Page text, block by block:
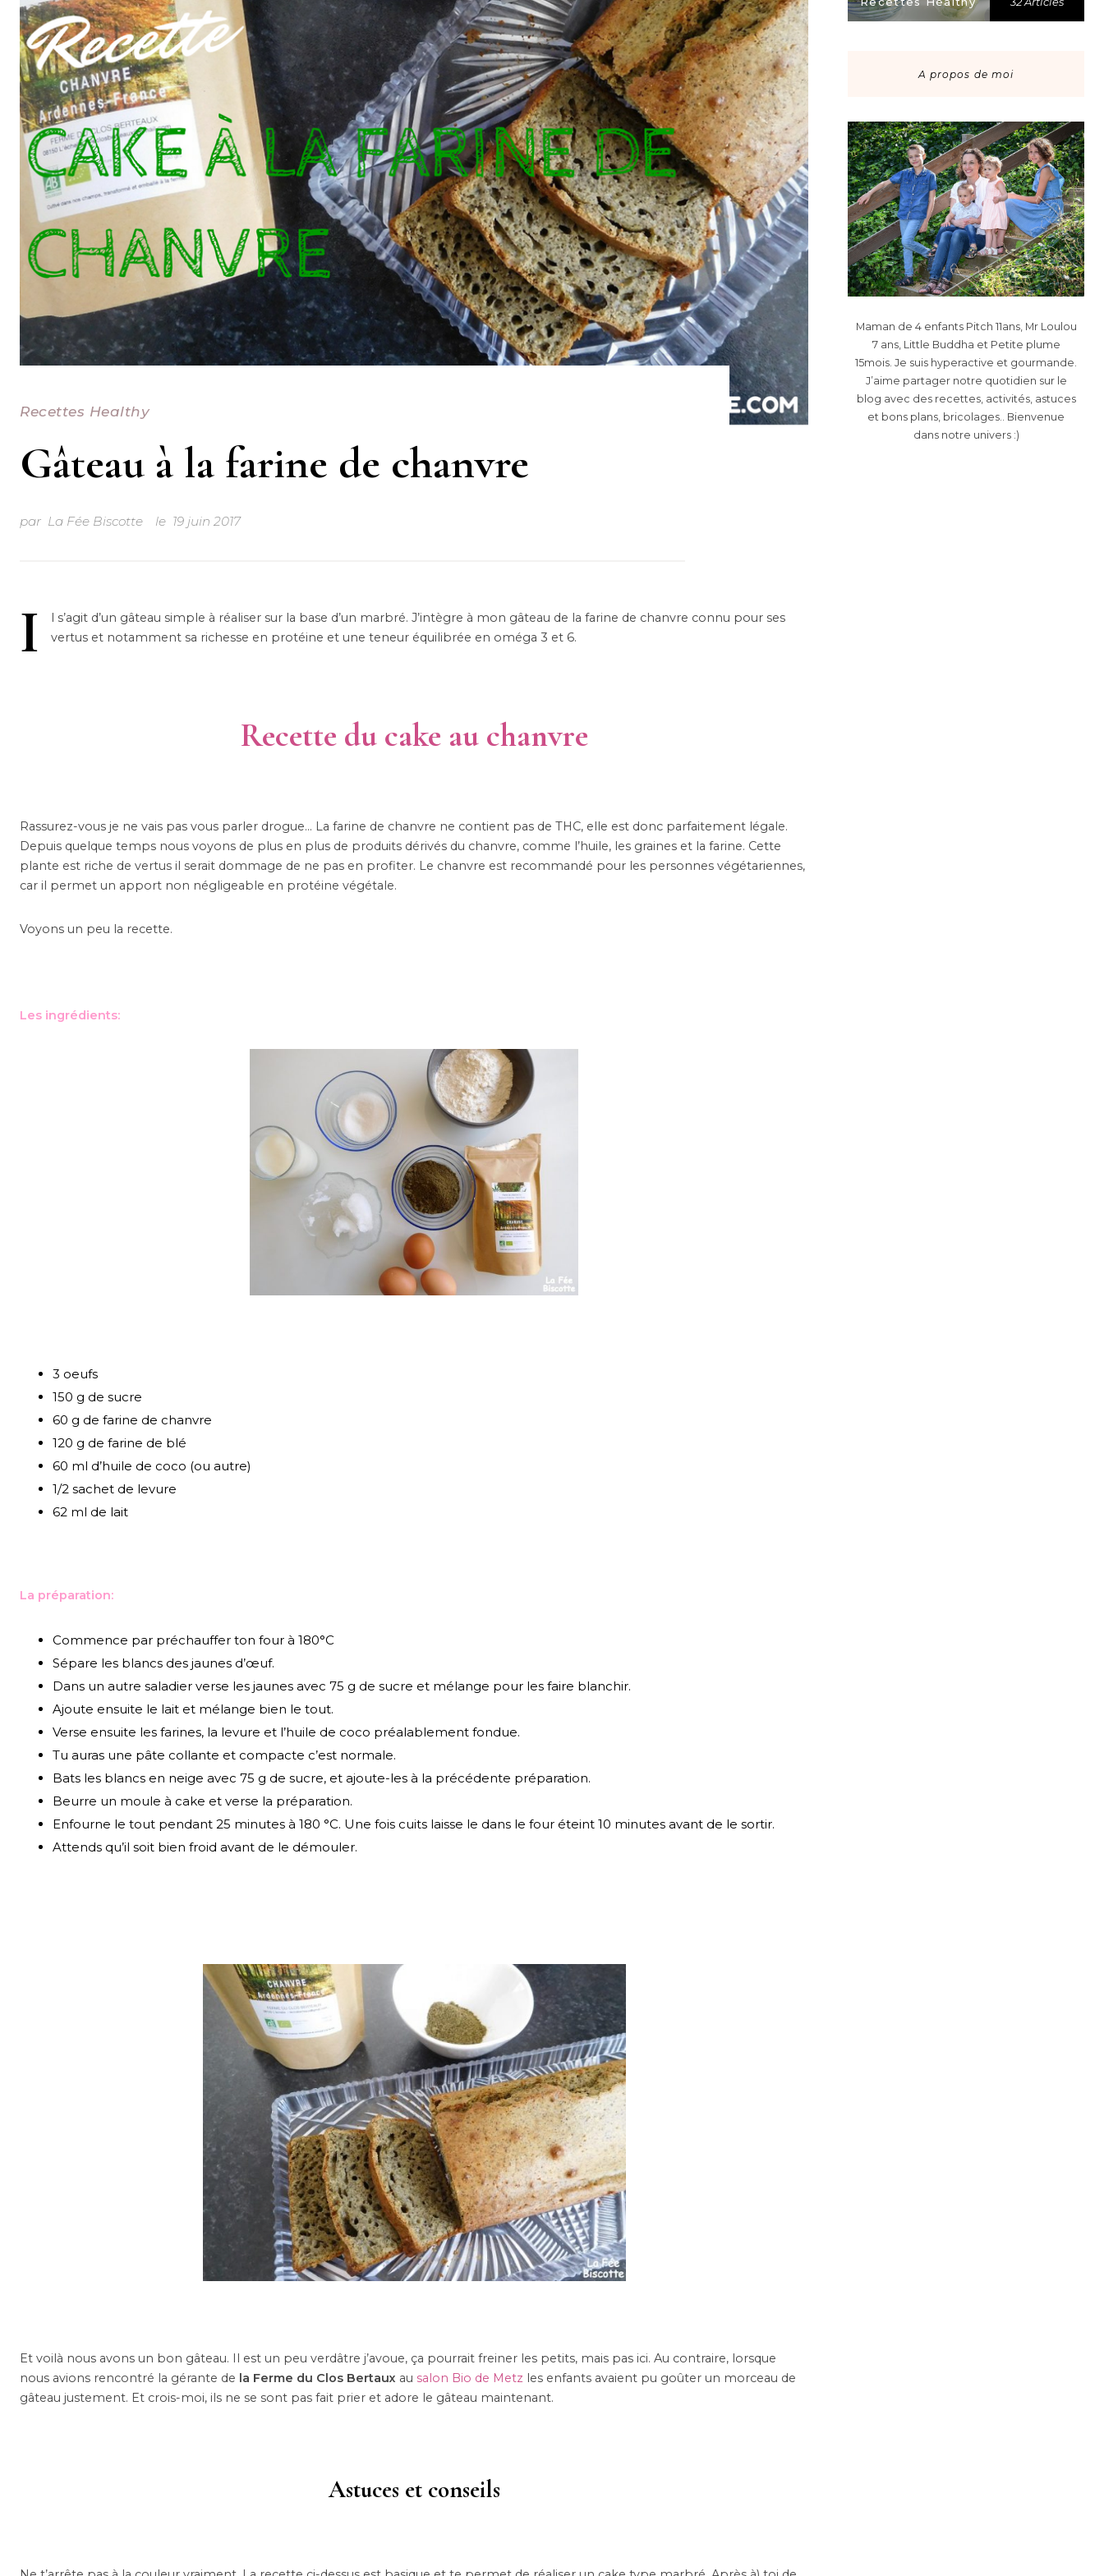
Recettes Healthy
Gâteau à la farine de chanvre
par La Fée Biscotte le 19 juin 2017
I
l s’agit d’un gâteau simple à réaliser sur la base d’un marbré. J’intègre à mon gâteau de la farine de chanvre connu pour ses
vertus et notamment sa richesse en protéine et une teneur équilibrée en oméga 3 et 6.
Recette du cake au chanvre
Rassurez-vous je ne vais pas vous parler drogue… La farine de chanvre ne contient pas de THC, elle est donc parfaitement légale.
Depuis quelque temps nous voyons de plus en plus de produits dérivés du chanvre, comme l’huile, les graines et la farine. Cette
plante est riche de vertus il serait dommage de ne pas en profiter. Le chanvre est recommandé pour les personnes végétariennes,
car il permet un apport non négligeable en protéine végétale.
Voyons un peu la recette.
Les ingrédients:
3 oeufs
150 g de sucre
60 g de farine de chanvre
120 g de farine de blé
60 ml d’huile de coco (ou autre)
1/2 sachet de levure
62 ml de lait
La préparation:
Commence par préchauffer ton four à 180°C
Sépare les blancs des jaunes d’œuf.
Dans un autre saladier verse les jaunes avec 75 g de sucre et mélange pour les faire blanchir.
Ajoute ensuite le lait et mélange bien le tout.
Verse ensuite les farines, la levure et l’huile de coco préalablement fondue.
Tu auras une pâte collante et compacte c’est normale.
Bats les blancs en neige avec 75 g de sucre, et ajoute-les à la précédente préparation.
Beurre un moule à cake et verse la préparation.
Enfourne le tout pendant 25 minutes à 180 °C. Une fois cuits laisse le dans le four éteint 10 minutes avant de le sortir.
Attends qu’il soit bien froid avant de le démouler.
Et voilà nous avons un bon gâteau. Il est un peu verdâtre j’avoue, ça pourrait freiner les petits, mais pas ici. Au contraire, lorsque
nous avions rencontré la gérante de la Ferme du Clos Bertaux au salon Bio de Metz les enfants avaient pu goûter un morceau de
gâteau justement. Et crois-moi, ils ne se sont pas fait prier et adore le gâteau maintenant.
Astuces et conseils
A propos de moi
Maman de 4 enfants Pitch 11ans, Mr Loulou
7 ans, Little Buddha et Petite plume
15mois. Je suis hyperactive et gourmande.
J’aime partager notre quotidien sur le
blog avec des recettes, activités, astuces
et bons plans, bricolages.. Bienvenue
dans notre univers :)